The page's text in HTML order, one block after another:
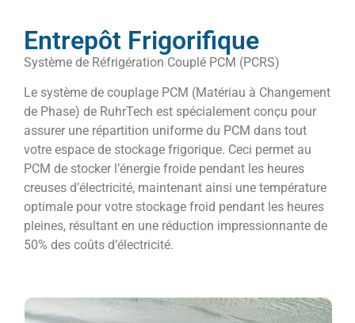
Entrepôt Frigorifique
Système de Réfrigération Couplé PCM (PCRS)
Le système de couplage PCM (Matériau à Changement
de Phase) de RuhrTech est spécialement conçu pour
assurer une répartition uniforme du PCM dans tout
votre espace de stockage frigorique. Ceci permet au
PCM de stocker l’énergie froide pendant les heures
creuses d’électricité, maintenant ainsi une température
optimale pour votre stockage froid pendant les heures
pleines, résultant en une réduction impressionnante de
50% des coûts d’électricité.